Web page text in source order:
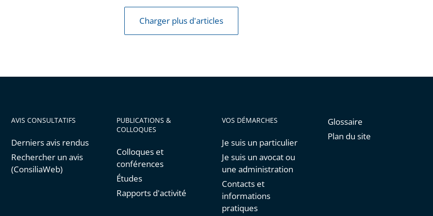
Charger plus d'articles
AVIS CONSULTATIFS
Derniers avis rendus
Rechercher un avis
(ConsiliaWeb)
PUBLICATIONS &
COLLOQUES
Colloques et
conférences
Études
Rapports d'activité
VOS DÉMARCHES
Je suis un particulier
Je suis un avocat ou
une administration
Contacts et
informations
pratiques
Glossaire
Plan du site